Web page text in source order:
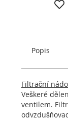
Popis
Filtrační
Veškeré
ventilem.